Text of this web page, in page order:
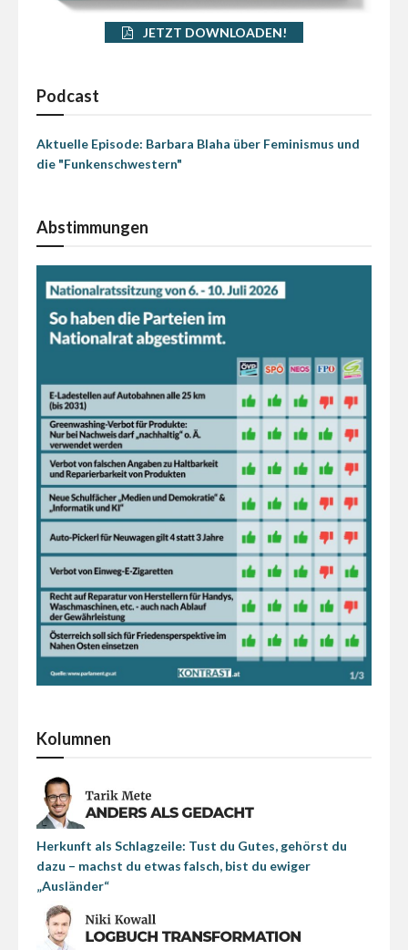
JETZT DOWNLOADEN!
Podcast
Aktuelle Episode: Barbara Blaha über Feminismus und
die "Funkenschwestern"
Abstimmungen
Kolumnen
Herkunft als Schlagzeile: Tust du Gutes, gehörst du
dazu – machst du etwas falsch, bist du ewiger
„Ausländer“